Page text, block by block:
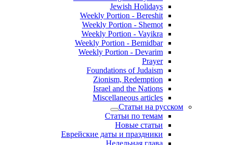
Jewish Holidays
Weekly Portion - Bereshit
Weekly Portion - Shemot
Weekly Portion - Vayikra
Weekly Portion - Bemidbar
Weekly Portion - Devarim
Prayer
Foundations of Judaism
Zionism, Redemption
Israel and the Nations
Miscellaneous articles
Статьи на русском
Статьи по темам
Новые статьи
Еврейские даты и праздники
Недельная глава